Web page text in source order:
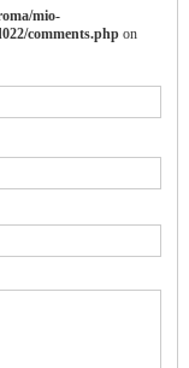
mio-
comments.phpon